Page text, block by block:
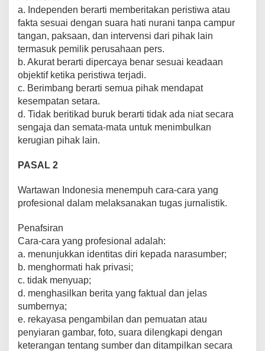
a. Independen berarti memberitakan peristiwa atau
fakta sesuai dengan suara hati nurani tanpa campur
tangan, paksaan, dan intervensi dari pihak lain
termasuk pemilik perusahaan pers.
b. Akurat berarti dipercaya benar sesuai keadaan
objektif ketika peristiwa terjadi.
c. Berimbang berarti semua pihak mendapat
kesempatan setara.
d. Tidak beritikad buruk berarti tidak ada niat secara
sengaja dan semata-mata untuk menimbulkan
kerugian pihak lain.
PASAL 2
Wartawan Indonesia menempuh cara-cara yang
profesional dalam melaksanakan tugas jurnalistik.
Penafsiran
Cara-cara yang profesional adalah:
a. menunjukkan identitas diri kepada narasumber;
b. menghormati hak privasi;
c. tidak menyuap;
d. menghasilkan berita yang faktual dan jelas
sumbernya;
e. rekayasa pengambilan dan pemuatan atau
penyiaran gambar, foto, suara dilengkapi dengan
keterangan tentang sumber dan ditampilkan secara